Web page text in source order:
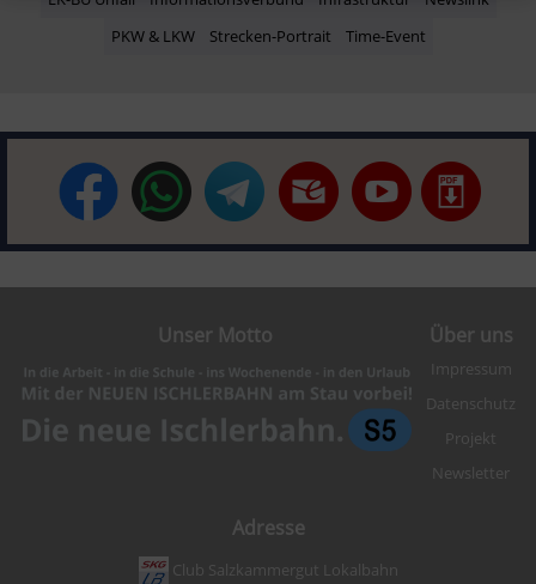
PKW & LKW
Strecken-Portrait Time-Event
Unser Motto Über uns
Impressum
Datenschutz
Projekt
Newsletter
Adresse
Club Salzkammergut Lokalbahn